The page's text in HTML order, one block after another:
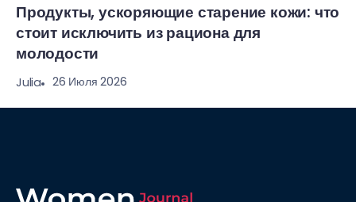
Продукты, ускоряющие старение кожи: что
стоит исключить из рациона для
молодости
Julia 26 Июля 2026